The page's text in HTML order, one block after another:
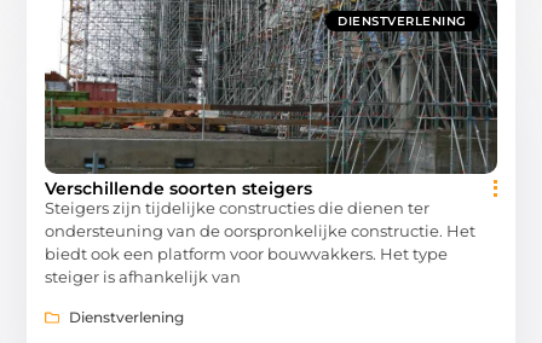
DIENSTVERLENING
Verschillende soorten steigers
Steigers zijn tijdelijke constructies die dienen ter
ondersteuning van de oorspronkelijke constructie. Het
biedt ook een platform voor bouwvakkers. Het type
steiger is afhankelijk van
Dienstverlening